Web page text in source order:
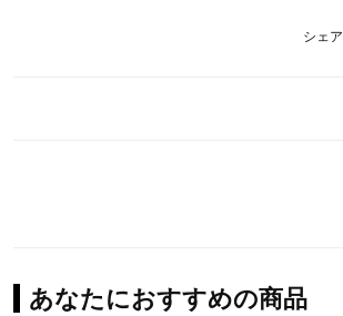
シェア
あなたにおすすめの商品